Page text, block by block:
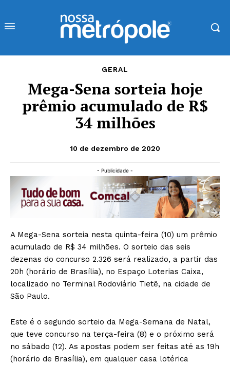
GERAL
Mega-Sena sorteia hoje
prêmio acumulado de R$
34 milhões
10 de dezembro de 2020
- Publicidade -
A Mega-Sena sorteia nesta quinta-feira (10) um prêmio
acumulado de R$ 34 milhões. O sorteio das seis
dezenas do concurso 2.326 será realizado, a partir das
20h (horário de Brasília), no Espaço Loterias Caixa,
localizado no Terminal Rodoviário Tietê, na cidade de
São Paulo.
Este é o segundo sorteio da Mega-Semana de Natal,
que teve concurso na terça-feira (8) e o próximo será
no sábado (12). As apostas podem ser feitas até as 19h
(horário de Brasília), em qualquer casa lotérica